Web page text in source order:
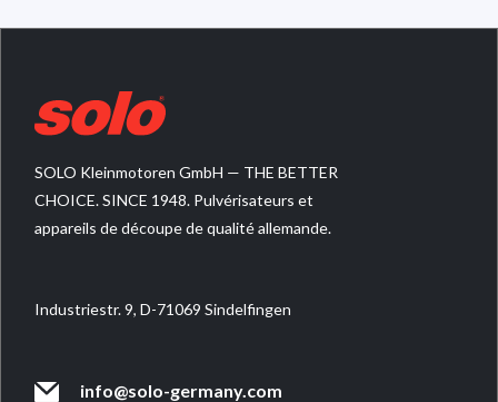
SOLO Kleinmotoren GmbH — THE BETTER
CHOICE. SINCE 1948. Pulvérisateurs et
appareils de découpe de qualité allemande.
Industriestr. 9, D-71069 Sindelfingen
info@solo-germany.com